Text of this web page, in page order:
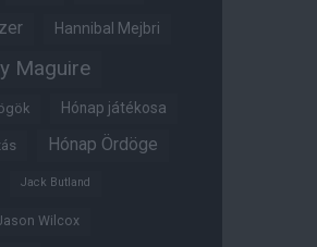
Hannibal Mejbri
Maguire
Hónap játékosa
Hónap Ördöge
Jack Butland
Wilcox